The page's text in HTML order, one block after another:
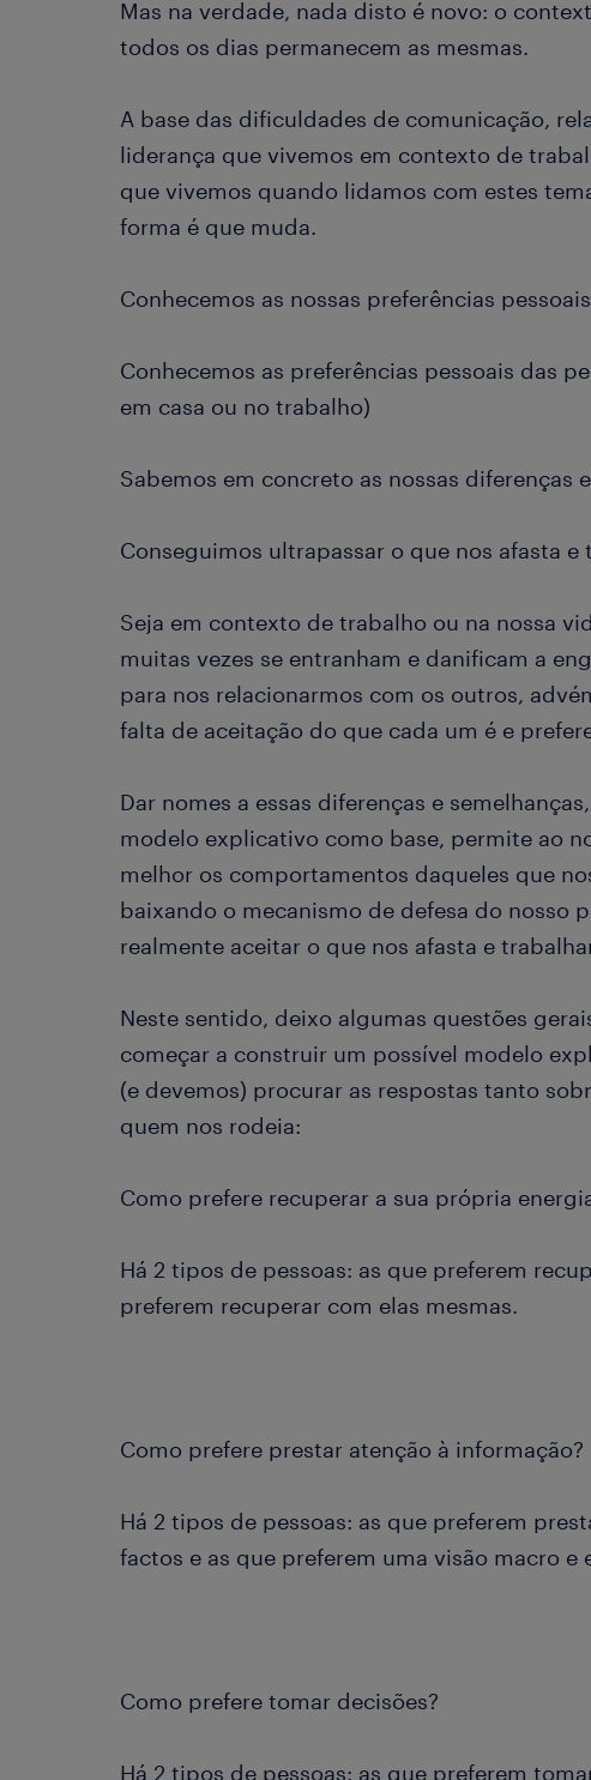
Mas na verdade, nada disto é novo: o
todos os dias permanecem as mesmas.
A base das dificuldades de comunicação,
liderança que vivemos em contexto de
que vivemos quando lidamos com estes
forma é que muda.
Conhecemos as nossas preferências
Conhecemos as preferências pessoais das
em casa ou no trabalho)
Sabemos em concreto as nossas diferenças
Conseguimos ultrapassar o que nos afasta e
Seja em contexto de trabalho ou na nossa
muitas vezes se entranham e danificam a
para nos relacionarmos com os outros,
falta de aceitação do que cada um é e
Dar nomes a essas diferenças e
modelo explicativo como base, permite ao
melhor os comportamentos daqueles que
baixando o mecanismo de defesa do nosso
realmente aceitar o que nos afasta e
Neste sentido, deixo algumas questões
começar a construir um possível modelo
(e devemos) procurar as respostas tanto
quem nos rodeia:
Como prefere recuperar a sua própria
Há 2 tipos de pessoas: as que preferem
preferem recuperar com elas mesmas.
Como prefere prestar atenção à informação?
Há 2 tipos de pessoas: as que preferem
factos e as que preferem uma visão macro
Como prefere tomar decisões?
Há 2 tipos de pessoas: as que preferem